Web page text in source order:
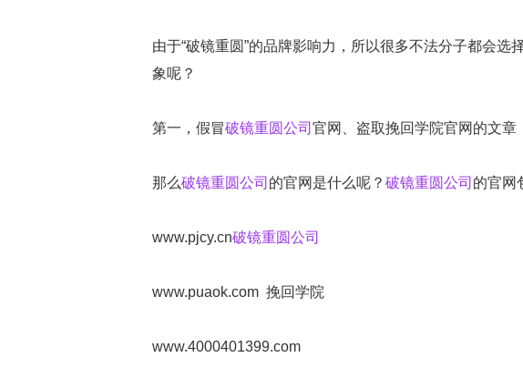
由于“破镜重圆”的品牌影响力，所以很多不法分子都会选
象呢？
第一，假冒破镜重圆公司 官网、盗取挽回学院官网的文章
那么破镜重圆公司 的官网是什么呢？ 破镜重圆公司 的官网
www.pjcy.cn破镜重圆公司
www.puaok.com 挽回学院
www.4000401399.com